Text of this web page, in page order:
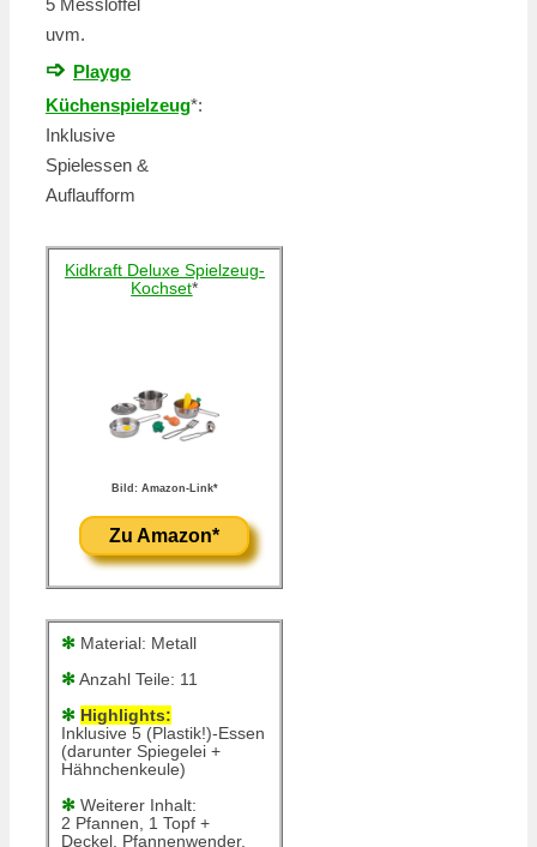
uvm.
➩ Playgo
Küchenspielzeug*:
Inklusive
Spielessen &
Auflaufform
Kidkraft Deluxe Spielzeug-
Kochset*
Bild: Amazon-Link*
Zu Amazon*
✻ Material: Metall
✻Anzahl Teile: 11
✻ Highlights:
Inklusive 5 (Plastik!)-Essen
(darunter Spiegelei +
Hähnchenkeule)
✻ Weiterer Inhalt:
2 Pfannen, 1 Topf +
Deckel, Pfannenwender,